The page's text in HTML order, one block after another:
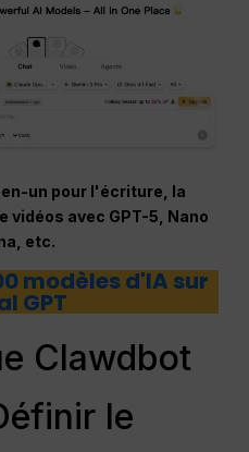
un pour l'écriture, la
vidéos avec GPT-5, Nano
etc.
modèles d'IA sur
GPT
Clawdbot
le